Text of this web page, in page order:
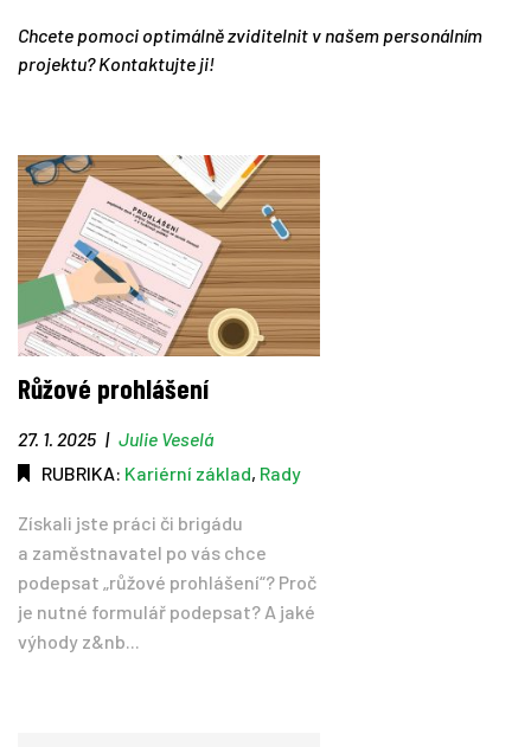
Chcete pomoci optimálně zviditelnit v našem personálním
projektu? Kontaktujte ji!
Růžové prohlášení
27. 1. 2025 | Julie Veselá
RUBRIKA: Kariérní základ, Rady
Získali jste práci či brigádu
a zaměstnavatel po vás chce
podepsat „růžové prohlášení“? Proč
je nutné formulář podepsat? A jaké
výhody z&nb...